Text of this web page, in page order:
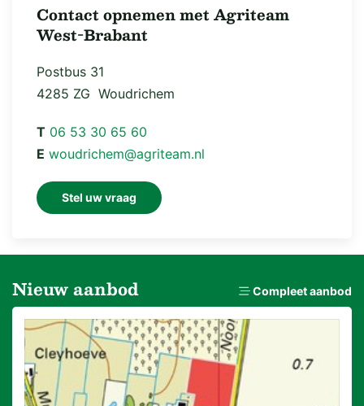
Contact opnemen met Agriteam
West-Brabant
Postbus 31
4285 ZG Woudrichem
T 06 53 30 65 60
E woudrichem@agriteam.nl
Stel uw vraag
Nieuw aanbod Compleet aanbod